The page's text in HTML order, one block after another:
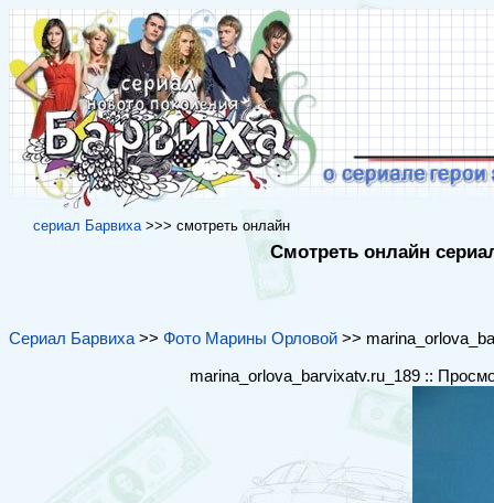
cериал Барвиха>>> cмотреть онлайн
Смотреть онлайн
Сериал Барвиха >> Фото Марины Орловой >>
marina_orlova_barvixatv.ru_189 ::